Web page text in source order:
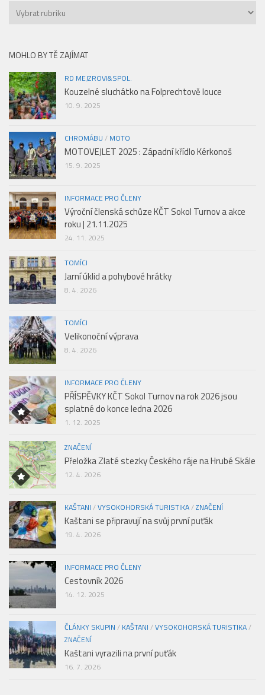
Rozřazení
článků
MOHLO BY TĚ ZAJÍMAT
RD MEJZROVI&SPOL.
Kouzelné sluchátko na Folprechtově louce
10. 9. 2025
CHROMÁBU / MOTO
MOTOVEJLET 2025 : Západní křídlo Kérkonoš
15. 9. 2025
INFORMACE PRO ČLENY
Výroční členská schůze KČT Sokol Turnov a akce
roku | 21.11.2025
24. 11. 2025
TOMÍCI
Jarní úklid a pohybové hrátky
8. 4. 2026
TOMÍCI
Velikonoční výprava
8. 4. 2026
INFORMACE PRO ČLENY
PŘÍSPĚVKY KČT Sokol Turnov na rok 2026 jsou
splatné do konce ledna 2026
1. 12. 2025
ZNAČENÍ
Přeložka Zlaté stezky Českého ráje na Hrubé Skále
12. 4. 2026
KAŠTANI /VYSOKOHORSKÁ TURISTIKA/ZNAČENÍ
Kaštani se připravují na svůj první puťák
19. 4. 2026
INFORMACE PRO ČLENY
Cestovník 2026
14. 12. 2025
ČLÁNKY SKUPIN / KAŠTANI /VYSOKOHORSKÁ TURISTIKA/
ZNAČENÍ
Kaštani vyrazili na první puťák
16. 7. 2026